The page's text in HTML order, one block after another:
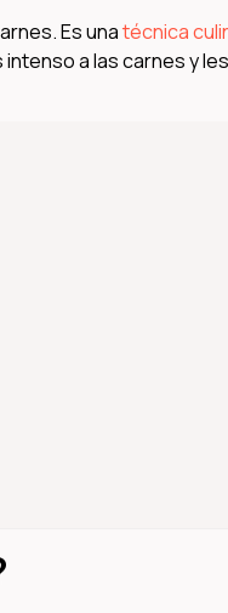
Es unatécnica
a las carnes y